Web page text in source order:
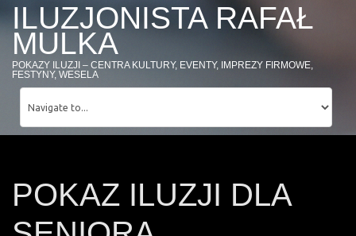
ILUZJONISTA RAFAŁ
MULKA
POKAZY ILUZJI – CENTRA KULTURY, EVENTY, IMPREZY FIRMOWE,
FESTYNY, WESELA
POKAZ ILUZJI DLA